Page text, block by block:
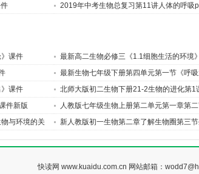
2019年中考生物总复习第11讲人体的呼吸
课件
最新高二生物必修三《1.1细胞生活的环境
最新生物七年级下册第四单元第一节《呼吸
课件
课件
北师大版初二生物下册21-2生物的进化第1
件新版
人教版七年级生物上册第二单元第一章第
件新版
与环境的关
新人教版初一生物第二章了解生物圈第三
态系统课件
快读网 www.kuaidu.com.cn 网站邮箱：